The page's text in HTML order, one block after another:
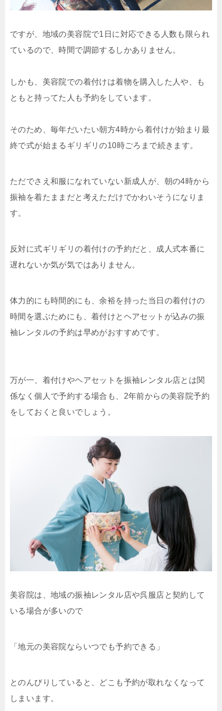
ですが、地域の美容院で1日に対応できる人数も限られ
ているので、時間で調節するしかありません。
しかも、美容院での着付けは着物を購入した人や、も
ともと持ってた人も予約をしています。
そのため、毎年だいたい朝方4時から着付けが始まり最
終で式が始まるギリギリの10時ごろまで続きます。
ただでさえ和服になれていない新成人が、朝の4時から
振袖を着たままだと考えただけでかわいそうになりま
す。
反対に式ギリギリの着付けの予約だと、成人式本番に
遅れないか気が気ではありません。
体力的にも時間的にも、余裕を持った当日の着付けの
時間を選ぶためにも、着付けとヘアセットが込みの振
袖レンタルの予約は早めがおすすめです。
万が一、着付けやヘアセットを振袖レンタル店とは関
係なく個人で予約する場合も、2年前からの美容院予約
をしておくと良いでしょう。
美容院は、地域の振袖レンタル店や呉服店と契約して
いる場合が多いので
「地元の美容院ならいつでも予約できる」
とのんびりしていると、どこも予約が取れなくなって
しまいます。